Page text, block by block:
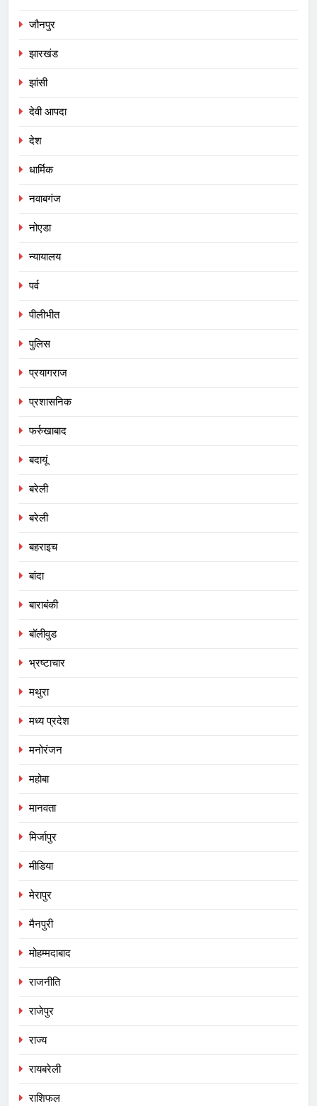
जौनपुर
झारखंड
झांसी
देवी आपदा
देश
धार्मिक
नवाबगंज
नोएडा
न्यायालय
पर्व
पीलीभीत
पुलिस
प्रयागराज
प्रशासनिक
फर्रुखाबाद
बदायूं
बरेली
बरेली
बहराइच
बांदा
बाराबंकी
बॉलीवुड
भ्रष्टाचार
मथुरा
मध्य प्रदेश
मनोरंजन
महोबा
मानवता
मिर्जापुर
मीडिया
मेरापुर
मैनपुरी
मोहम्मदाबाद
राजनीति
राजेपुर
राज्य
रायबरेली
राशिफल